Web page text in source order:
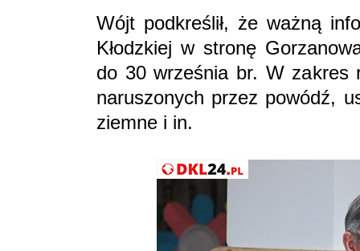
Wójt podkreślił, że ważną
Kłodzkiej w stronę
do 30 września br. W zakres
naruszonych przez powódź,
ziemne i in.